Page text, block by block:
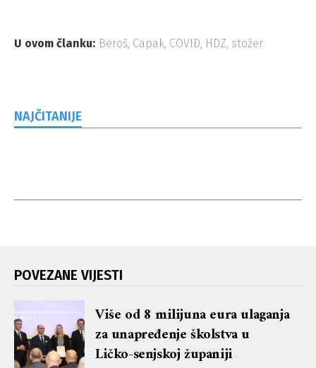
U ovom članku: Beroš Capak COVID HDZ stožer
NAJČITANIJE
POVEZANE VIJESTI
Više od 8 milijuna eura ulaganja
za unapređenje školstva u
Ličko-senjskoj županiji